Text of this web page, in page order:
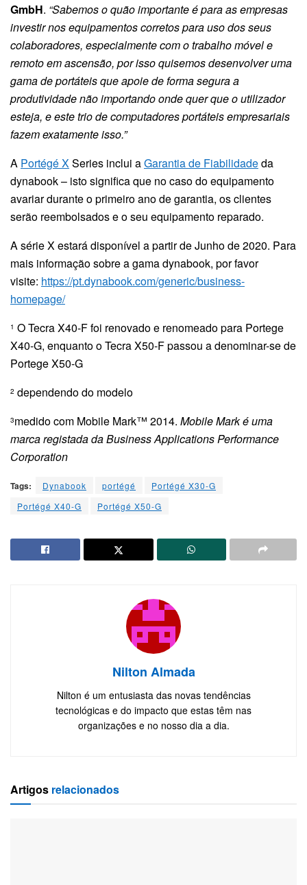
GmbH. “Sabemos o quão importante é para as empresas
investir nos equipamentos corretos para uso dos seus
colaboradores, especialmente com o trabalho móvel e
remoto em ascensão, por isso quisemos desenvolver uma
gama de portáteis que apoie de forma segura a
produtividade não importando onde quer que o utilizador
esteja, e este trio de computadores portáteis empresariais
fazem exatamente isso.”
A Portégé XSeries inclui aGarantia de Fiabilidadeda
dynabook – isto significa que no caso do equipamento
avariar durante o primeiro ano de garantia, os clientes
serão reembolsados e o seu equipamento reparado.
A série X estará disponível a partir de Junho de 2020. Para
mais informação sobre a gama dynabook, por favor
visite: https://pt.dynabook.com/generic/business-
homepage/
1 O Tecra X40-F foi renovado e renomeado para Portege
X40-G, enquanto o Tecra X50-F passou a denominar-se de
Portege X50-G
2 dependendo do modelo
3medido com Mobile Mark™ 2014. Mobile Mark é uma
marca registada da Business Applications Performance
Corporation
Tags: Dynabook portégé
Portégé X30-G
Portégé X40-G
Portégé X50-G
Nilton Almada
Nilton é um entusiasta das novas tendências
tecnológicas e do impacto que estas têm nas
organizações e no nosso dia a dia.
Artigos relacionados